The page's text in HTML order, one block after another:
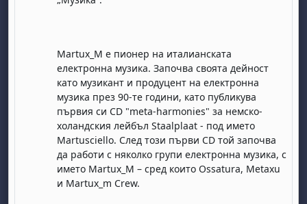
Martux_M e пионер на италианската
електронна музика. Започва своята дейност
като музикант и продуцент на електронна
музика през 90-те години, като публикува
първия си CD "meta-harmonies" за немско-
холандския лейбъл Staalplaat - под името
Martusciello. След този първи CD той започва
да работи с няколко групи електронна музика, с
името Martux_M – сред които Ossatura, Metaxu
и Martux_m Crew.